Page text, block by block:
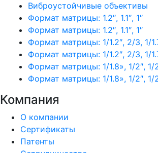
Виброустойчивые объективы
Формат матрицы: 1.2″, 1.1″, 1″
Формат матрицы: 1.2″, 1.1″, 1″
Формат матрицы: 1/1.2″, 2/3, 1/
Формат матрицы: 1/1.2″, 2/3, 1/
Формат матрицы: 1/1.8», 1/2″, 1/
Формат матрицы: 1/1.8», 1/2″, 1/
Компания
О компании
Сертификаты
Патенты